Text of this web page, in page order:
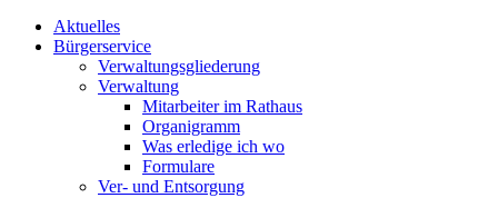
Aktuelles
Bürgerservice
Verwaltungsgliederung
Verwaltung
Mitarbeiter im Rathaus
Organigramm
Was erledige ich wo
Formulare
Ver- und Entsorgung